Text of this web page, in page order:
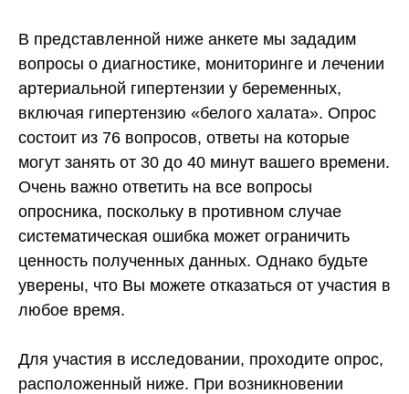
В представленной ниже анкете мы зададим
вопросы о диагностике, мониторинге и лечении
артериальной гипертензии у беременных,
включая гипертензию «белого халата». Опрос
состоит из 76 вопросов, ответы на которые
могут занять от 30 до 40 минут вашего времени.
Очень важно ответить на все вопросы
опросника, поскольку в противном случае
систематическая ошибка может ограничить
ценность полученных данных. Однако будьте
уверены, что Вы можете отказаться от участия в
любое время.
Для участия в исследовании, проходите опрос,
расположенный ниже. При возникновении